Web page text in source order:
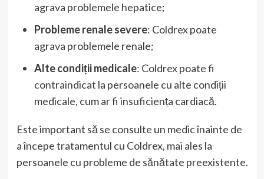
agrava problemele hepatice;
Probleme renale severe: Coldrex poate
agrava problemele renale;
Alte condiții medicale: Coldrex poate fi
contraindicat la persoanele cu alte condiții
medicale, cum ar fi insuficiența cardiacă.
Este important să se consulte un medic înainte de
a începe tratamentul cu Coldrex, mai ales la
persoanele cu probleme de sănătate preexistente.